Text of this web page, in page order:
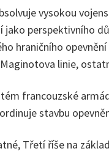
vysokou
jako perspektivního
hraničního
linie,
francouzské
stavbu
Třetí říše na